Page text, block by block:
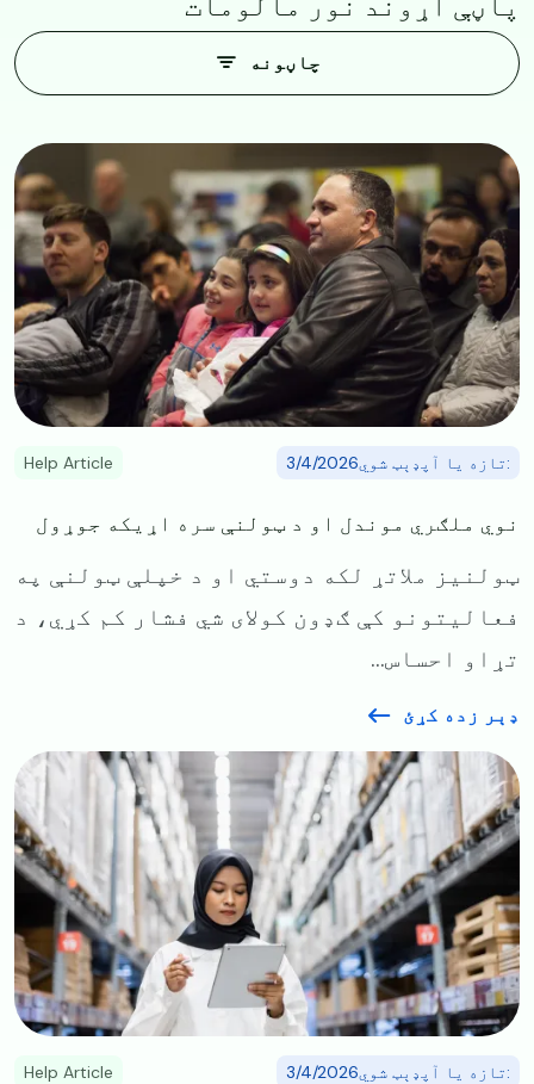
چاڼونه
Image
:تازه یا آپډېټ شوي3/4/2026 Help Article
نوي ملګري موندل او د ټولنې سره اړیکه جوړول
ټولنیز ملاتړ لکه دوستي او د خپلې ټولنې په
فعالیتونو کې ګډون کولای شي فشار کم کړي، د
تړاو احساس...
ډېر زده کړئ
Image
:تازه یا آپډېټ شوي3/4/2026 Help Article